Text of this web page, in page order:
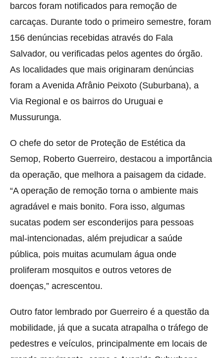
barcos foram notificados para remoção de
carcaças. Durante todo o primeiro semestre, foram
156 denúncias recebidas através do Fala
Salvador, ou verificadas pelos agentes do órgão.
As localidades que mais originaram denúncias
foram a Avenida Afrânio Peixoto (Suburbana), a
Via Regional e os bairros do Uruguai e
Mussurunga.
O chefe do setor de Proteção de Estética da
Semop, Roberto Guerreiro, destacou a importância
da operação, que melhora a paisagem da cidade.
“A operação de remoção torna o ambiente mais
agradável e mais bonito. Fora isso, algumas
sucatas podem ser esconderijos para pessoas
mal-intencionadas, além prejudicar a saúde
pública, pois muitas acumulam água onde
proliferam mosquitos e outros vetores de
doenças,” acrescentou.
Outro fator lembrado por Guerreiro é a questão da
mobilidade, já que a sucata atrapalha o tráfego de
pedestres e veículos, principalmente em locais de